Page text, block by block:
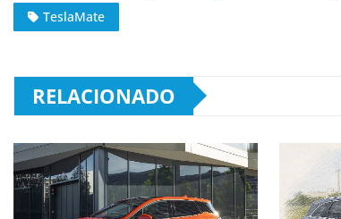
TeslaMate
RELACIONADO